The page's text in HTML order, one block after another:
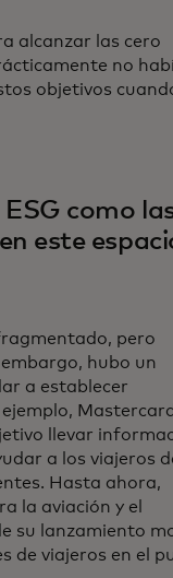
alcanzar las cero
no
objetivos
como
este
pero
hubo un
a establecer
llevar
a los viajeros
Hasta ahora,
la aviación y el
su lanzamiento
de viajeros en el